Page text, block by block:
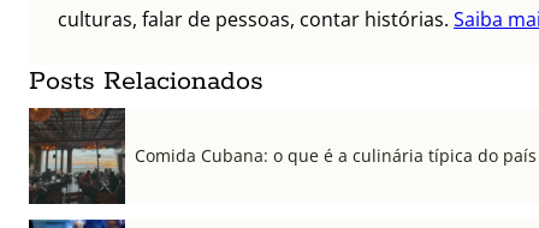
culturas, falar de pessoas, contar histórias. Saiba
Posts Relacionados
Comida Cubana: o que é a culinária típica do país